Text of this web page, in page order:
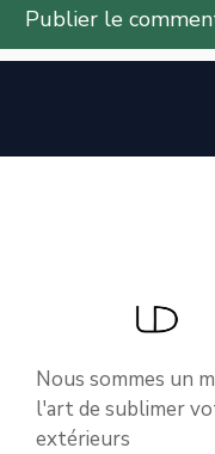
Nous sommes un
l'art de sublimer
extérieurs